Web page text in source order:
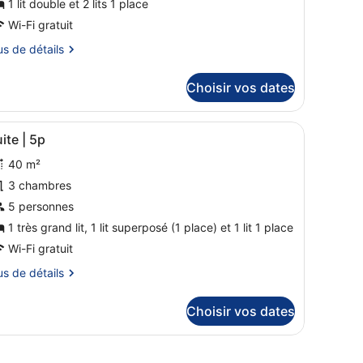
:
1 lit double et 2 lits 1 place
Wi-Fi gratuit
de détails
Choisir vos dates
four encastré, d’une machine à café et d’un évier. On y trouve
:
Un appartement moderne comprenant
14 | 5p
40 m²
3 chambres
5 personnes
1 très grand lit, 1 lit superposé (1 place) et 1 lit 1 place
Wi-Fi gratuit
de détails
Choisir vos dates
et une table, ainsi qu’une cuisine équipée d’une cuisinière.
électrique